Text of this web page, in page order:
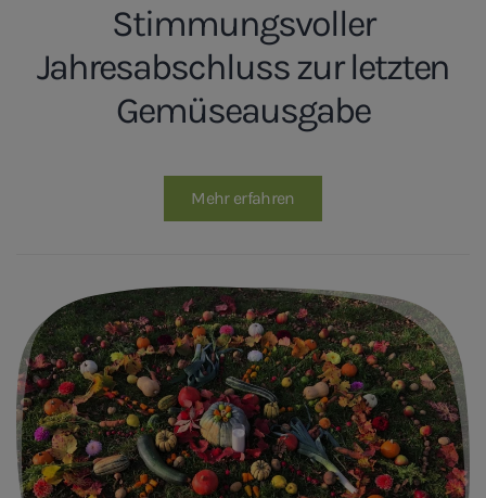
Stimmungsvoller
Jahresabschluss zur letzten
Gemüseausgabe
Mehr erfahren